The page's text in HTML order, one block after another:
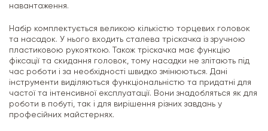
навантаження.
Набір комплектується великою кількістю торцевих головок
та насадок. У нього входить сталева тріскачка із зручною
пластиковою рукояткою. Також тріскачка має функцію
фіксації та скидання головок, тому насадки не злітають під
час роботи і за необхідності швидко змінюються. Дані
інструменти виділяються функціональністю та придатні для
частої та інтенсивної експлуатації. Вони знадобляться як для
роботи в побуті, так і для вирішення різних завдань у
професійних майстернях.